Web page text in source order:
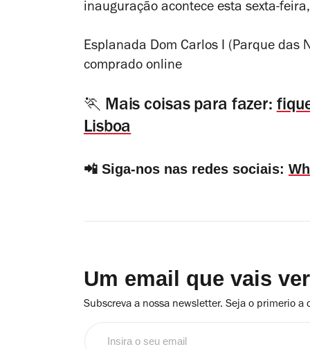
inauguração acontece esta sexta-
Esplanada Dom Carlos I (Parque das
comprado online
🏃 Mais coisas para fazer:
Lisboa
📲 Siga-nos nas redes sociais:
Um email que vais
Subscreva a nossa newsletter. Seja o primerio